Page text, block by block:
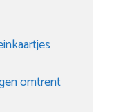
omtrent